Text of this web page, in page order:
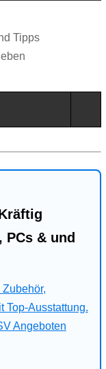
Tipps
PCs & und
Top-Ausstattung.
Angeboten